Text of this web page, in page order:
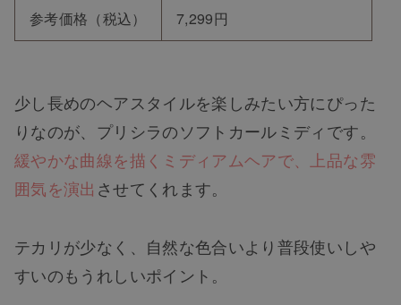
参考価格（税込） 7,299円
少し長めのヘアスタイルを楽しみたい方にぴった
りなのが、プリシラのソフトカールミディです。
緩やかな曲線を描くミディアムヘアで、上品な雰
囲気を演出 させてくれます。
テカリが少なく、自然な色合いより普段使いしや
すいのもうれしいポイント。